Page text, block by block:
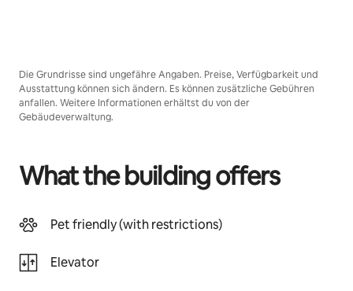
Die Grundrisse sind ungefähre Angaben. Preise, Verfügbarkeit und
Ausstattung können sich ändern. Es können zusätzliche Gebühren
anfallen. Weitere Informationen erhältst du von der
Gebäudeverwaltung.
What the building offers
Pet friendly (with restrictions)
Elevator